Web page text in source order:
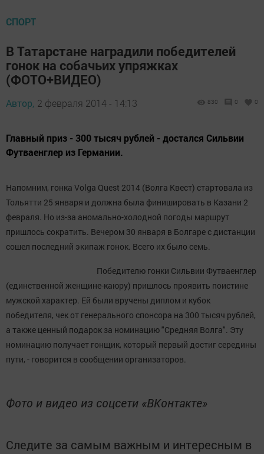
СПОРТ
В Татарстане наградили победителей
гонок на собачьих упряжках
(ФОТО+ВИДЕО)
Автор, 2 февраля 2014 - 14:13 830 0 0
Главный приз - 300 тысяч рублей - достался Сильвии
Футваенглер из Германии.
Напомним, гонка Volga Quest 2014 (Волга Квест) стартовала из
Тольятти 25 января и должна была финишировать в Казани 2
февраля. Но из-за аномально-холодной погоды маршрут
пришлось сократить. Вечером 30 января в Болгаре с дистанции
сошел последний экипаж гонок. Всего их было семь.
Победителю гонки Сильвии Футваенглер
(единственной женщине-каюру) пришлось проявить поистине
мужской характер. Ей были вручены диплом и кубок
победителя, чек от генерального спонсора на 300 тысяч рублей,
а также ценный подарок за номинацию "Средняя Волга". Эту
номинацию получает гонщик, который первый достиг середины
пути, - говорится в сообщении организаторов.
Фото и видео из соцсети «ВКонтакте»
Следите за самым важным и интересным в